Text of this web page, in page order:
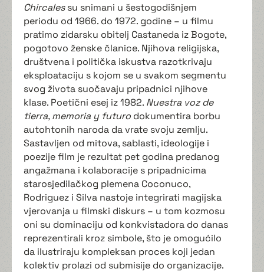
Chircalessu snimani u šestogodišnjem
periodu od 1966. do 1972. godine – u filmu
pratimo zidarsku obitelj Castaneda iz Bogote,
pogotovo ženske članice. Njihova religijska,
društvena i politička iskustva razotkrivaju
eksploataciju s kojom se u svakom segmentu
svog života suočavaju pripadnici njihove
klase. Poetični esej iz 1982. Nuestra voz de
tierra, memoria y futuro dokumentira borbu
autohtonih naroda da vrate svoju zemlju.
Sastavljen od mitova, sablasti, ideologije i
poezije film je rezultat pet godina predanog
angažmana i kolaboracije s pripadnicima
starosjedilačkog plemena Coconuco,
Rodriguez i Silva nastoje integrirati magijska
vjerovanja u filmski diskurs – u tom kozmosu
oni su dominaciju od konkvistadora do danas
reprezentirali kroz simbole, što je omogućilo
da ilustriraju kompleksan proces koji jedan
kolektiv prolazi od submisije do organizacije.